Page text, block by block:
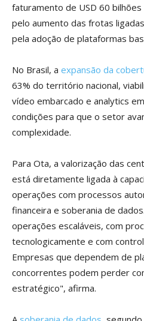
faturamento de USD 60
pelo aumento das frotas
pela adoção de plataformas
No Brasil, a expansão da
63% do território nacional,
vídeo embarcado e analytics
condições para que o setor
complexidade.
Para Ota, a valorização das
está diretamente ligada à
operações com processos
financeira e soberania de
operações escaláveis, com
tecnologicamente e com
Empresas que dependem de
concorrentes podem perder
estratégico", afirma.